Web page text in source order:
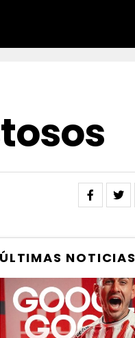
ÚLTIMAS NOTICIAS